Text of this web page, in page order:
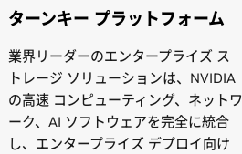
ターンキー プラットフォーム
業界リーダーのエンタープライズ ス
トレージ ソリューションは、NVIDIA
の高速 コンピューティング、ネットワ
ーク、AI ソフトウェアを完全に統合
し、エンタープライズ デプロイ向け